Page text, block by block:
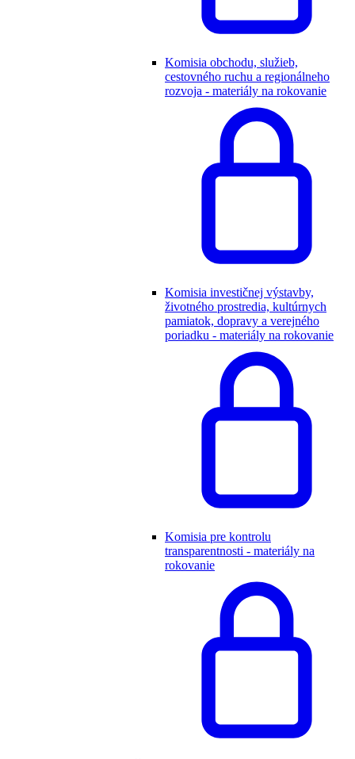
Komisia obchodu, služieb,
cestovného ruchu a regionálneho
rozvoja - materiály na rokovanie
Komisia investičnej výstavby,
životného prostredia, kultúrnych
pamiatok, dopravy a verejného
poriadku - materiály na rokovanie
Komisia pre kontrolu
transparentnosti - materiály na
rokovanie